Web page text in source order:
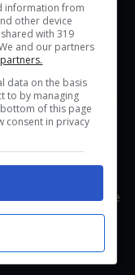
un freeze
della
nei dettagli
in questo
accesso al
approfondirlo
Vi dirò invece le
senza dubbio
information from
other device
with 319
and our partners
data on the basis
to by managing
of this page
consent in privacy